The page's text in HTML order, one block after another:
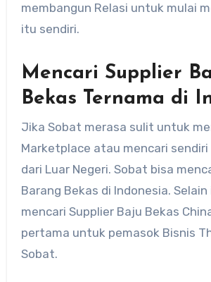
membangun Relasi untuk mulai
itu sendiri.
Mencari Supplier
Bekas Ternama di
Jika Sobat merasa sulit untuk
Marketplace atau mencari sendiri
dari Luar Negeri. Sobat bisa
Barang Bekas di Indonesia.
mencari Supplier Baju Bekas
pertama untuk pemasok Bisnis
Sobat.